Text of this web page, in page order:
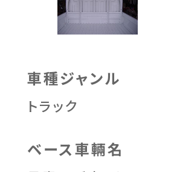
車種ジャンル
トラック
ベース車輛名